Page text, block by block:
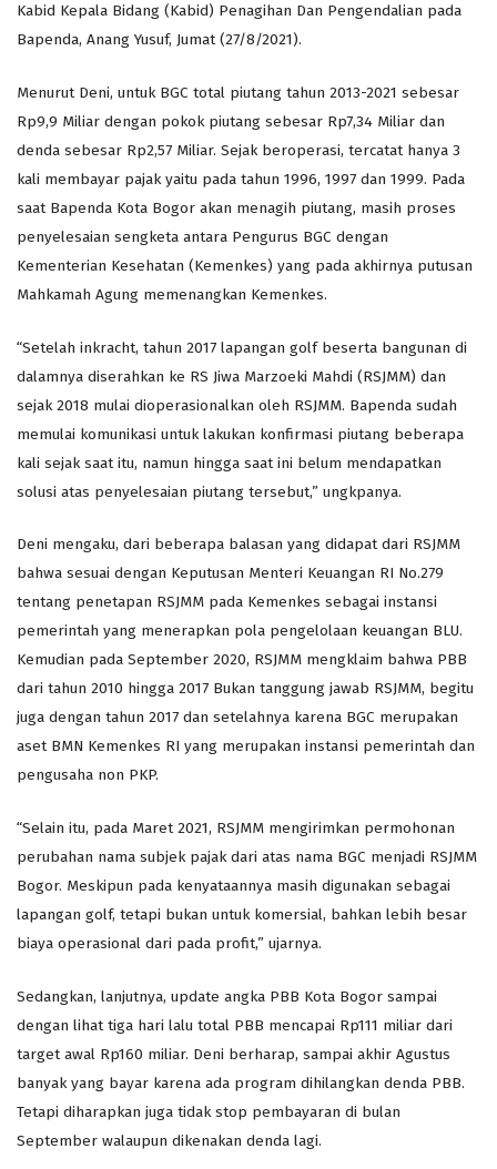
Kabid Kepala Bidang (Kabid) Penagihan Dan Pengendalian pada
Bapenda, Anang Yusuf, Jumat (27/8/2021).
Menurut Deni, untuk BGC total piutang tahun 2013-2021 sebesar
Rp9,9 Miliar dengan pokok piutang sebesar Rp7,34 Miliar dan
denda sebesar Rp2,57 Miliar. Sejak beroperasi, tercatat hanya 3
kali membayar pajak yaitu pada tahun 1996, 1997 dan 1999. Pada
saat Bapenda Kota Bogor akan menagih piutang, masih proses
penyelesaian sengketa antara Pengurus BGC dengan
Kementerian Kesehatan (Kemenkes) yang pada akhirnya putusan
Mahkamah Agung memenangkan Kemenkes.
“Setelah inkracht, tahun 2017 lapangan golf beserta bangunan di
dalamnya diserahkan ke RS Jiwa Marzoeki Mahdi (RSJMM) dan
sejak 2018 mulai dioperasionalkan oleh RSJMM. Bapenda sudah
memulai komunikasi untuk lakukan konfirmasi piutang beberapa
kali sejak saat itu, namun hingga saat ini belum mendapatkan
solusi atas penyelesaian piutang tersebut,” ungkpanya.
Deni mengaku, dari beberapa balasan yang didapat dari RSJMM
bahwa sesuai dengan Keputusan Menteri Keuangan RI No.279
tentang penetapan RSJMM pada Kemenkes sebagai instansi
pemerintah yang menerapkan pola pengelolaan keuangan BLU.
Kemudian pada September 2020, RSJMM mengklaim bahwa PBB
dari tahun 2010 hingga 2017 Bukan tanggung jawab RSJMM, begitu
juga dengan tahun 2017 dan setelahnya karena BGC merupakan
aset BMN Kemenkes RI yang merupakan instansi pemerintah dan
pengusaha non PKP.
“Selain itu, pada Maret 2021, RSJMM mengirimkan permohonan
perubahan nama subjek pajak dari atas nama BGC menjadi RSJMM
Bogor. Meskipun pada kenyataannya masih digunakan sebagai
lapangan golf, tetapi bukan untuk komersial, bahkan lebih besar
biaya operasional dari pada profit,” ujarnya.
Sedangkan, lanjutnya, update angka PBB Kota Bogor sampai
dengan lihat tiga hari lalu total PBB mencapai Rp111 miliar dari
target awal Rp160 miliar. Deni berharap, sampai akhir Agustus
banyak yang bayar karena ada program dihilangkan denda PBB.
Tetapi diharapkan juga tidak stop pembayaran di bulan
September walaupun dikenakan denda lagi.